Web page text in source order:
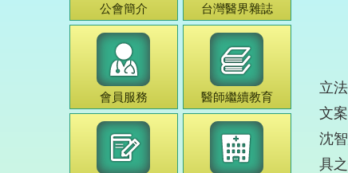
公會簡介 台灣醫界雜誌
會員服務 醫師繼續教育
立
文
沈
具